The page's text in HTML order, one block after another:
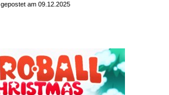
gepostet am 09.12.2025